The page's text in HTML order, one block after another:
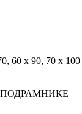
60 х 90, 70 х 100